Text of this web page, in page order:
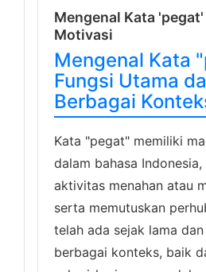
Mengenal Kata
Motivasi
Mengenal Kata
Fungsi Utama
Berbagai
Kata "pegat" memiliki
dalam bahasa
aktivitas menahan atau
serta memutuskan
telah ada sejak lama
berbagai konteks, baik